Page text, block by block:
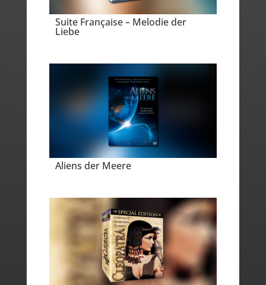
Suite Française – Melodie der
Liebe
Aliens der Meere